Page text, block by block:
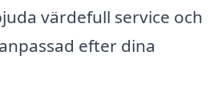
värdefull service och
efter dina